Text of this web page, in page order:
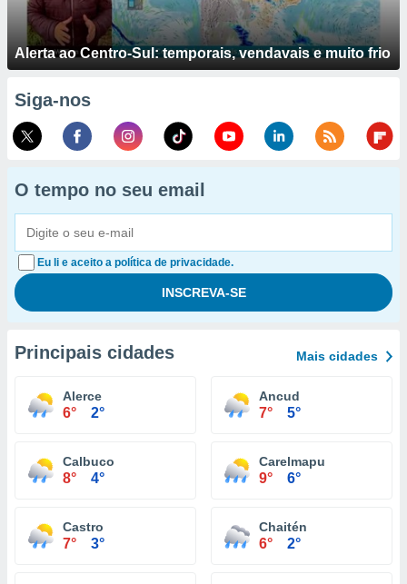
Alerta ao Centro-Sul: temporais, vendavais e muito frio
Siga-nos
O tempo no seu email
Eu li e aceito a política de privacidade.
Principais cidades Mais cidades
Alerce
6° 2°
Ancud
7° 5°
Calbuco
8° 4°
Carelmapu
9° 6°
Castro
7° 3°
Chaitén
6° 2°